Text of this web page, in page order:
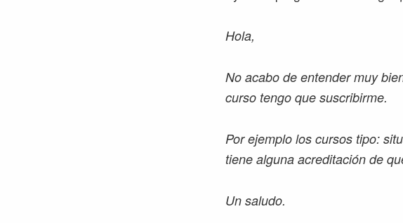
Hola,
No acabo de entender muy
curso tengo que suscribirme.
Por ejemplo los cursos tipo:
tiene alguna acreditación de
Un saludo.